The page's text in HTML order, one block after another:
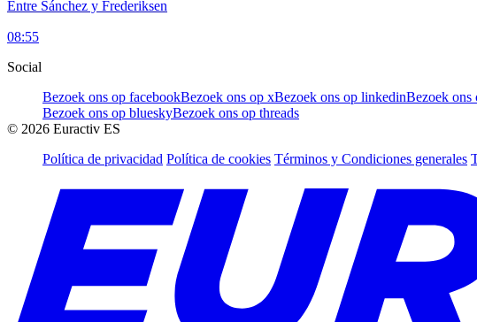
Entre Sánchez y Frederiksen
08:55
Social
Bezoek ons op facebookBezoek ons op xBezoek ons op linkedinBezoek ons
Bezoek ons op blueskyBezoek ons op threads
© 2026 Euractiv ES
Política de privacidad Política de cookies Términos y Condiciones generales